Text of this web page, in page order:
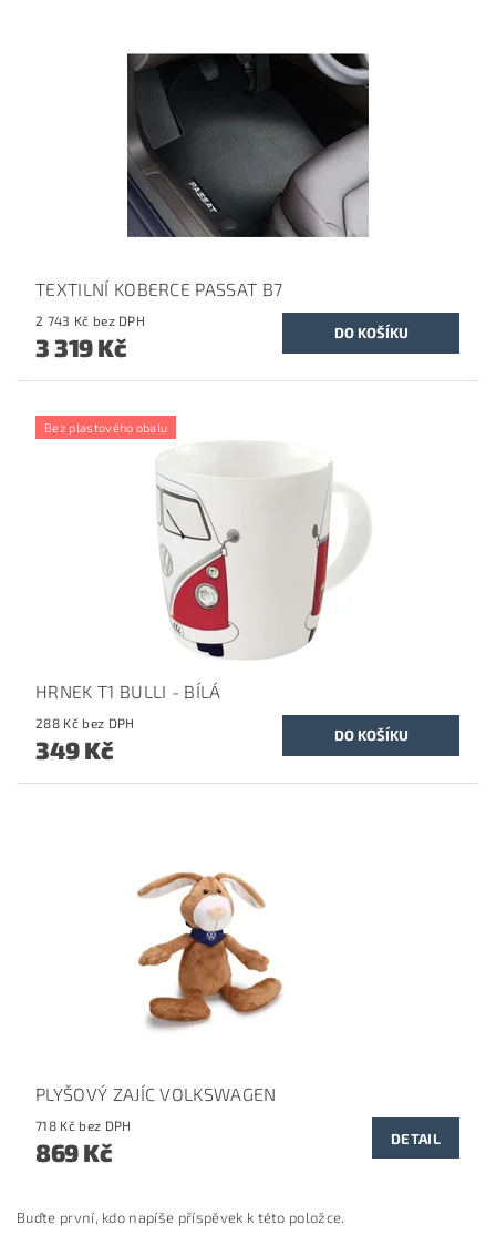
TEXTILNÍ KOBERCE PASSAT B7
2 743 Kč bez DPH
3 319 Kč
Bez plastového obalu
HRNEK T1 BULLI - BÍLÁ
288 Kč bez DPH
349 Kč
PLYŠOVÝ ZAJÍC VOLKSWAGEN
718 Kč bez DPH
869 Kč DETAIL
Buďte první, kdo napíše příspěvek k této položce.